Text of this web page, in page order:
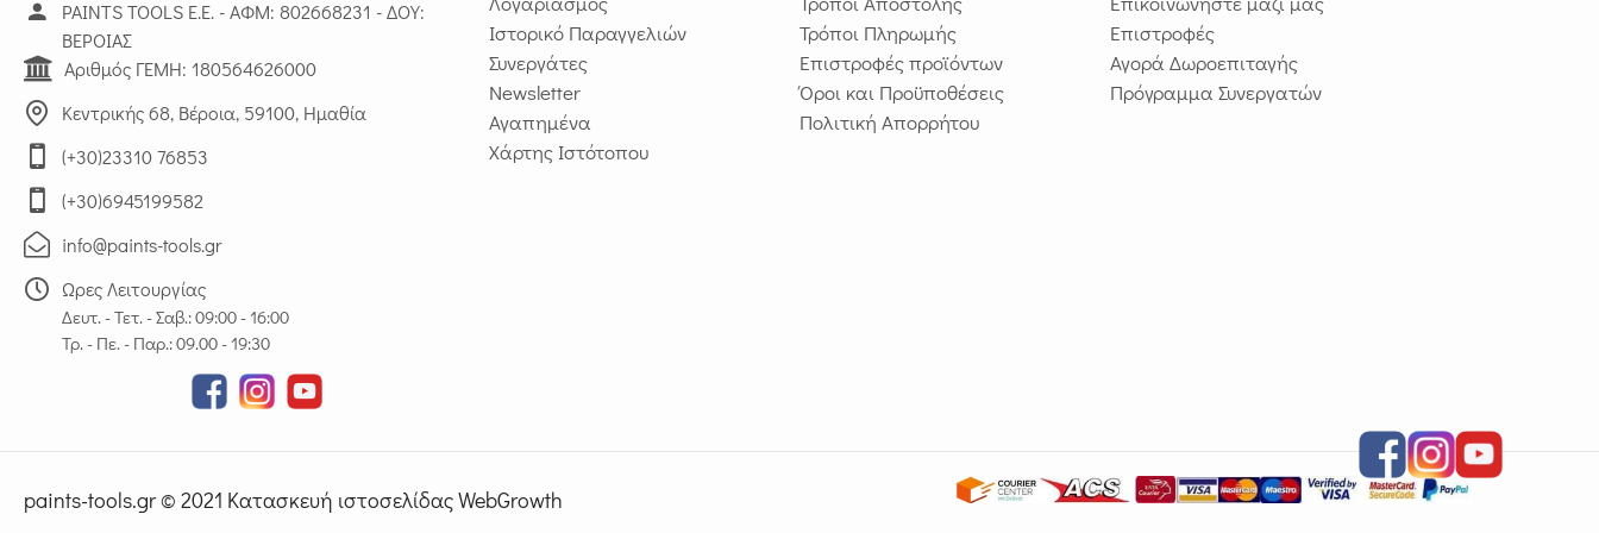
PAINTS TOOLS Ε.Ε. - ΑΦΜ: 802668231 - ΔΟΥ:
ΒΕΡΟΙΑΣ
Αριθμός ΓΕΜΗ: 180564626000
Κεντρικής 68, Βέροια, 59100, Ημαθία
(+30)23310 76853
(+30)6945199582
info@paints-tools.gr
Ωρες Λειτουργίας
Δευτ. - Τετ. - Σαβ.: 09:00 - 16:00
Τρ. - Πε. - Παρ.: 09.00 - 19:30
Ιστορικό Παραγγελιών
Συνεργάτες
Newsletter
Αγαπημένα
Χάρτης Ιστότοπου
Τρόποι Πληρωμής
Επιστροφές προϊόντων
Όροι και Προϋποθέσεις
Πολιτική Απορρήτου
Επιστροφές
Αγορά Δωροεπιταγής
Πρόγραμμα Συνεργατών
paints-tools.gr © 2021 Κατασκευή ιστοσελίδας WebGrowth